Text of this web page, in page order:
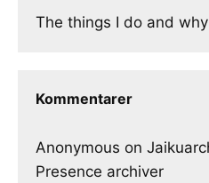
The things I do and
Kommentarer
Anonymous on
Presence archiver